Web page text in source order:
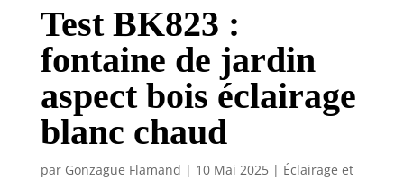
Test BK823 :
fontaine de jardin
aspect bois éclairage
blanc chaud
par Gonzague Flamand | 10 Mai 2025| Éclairage et